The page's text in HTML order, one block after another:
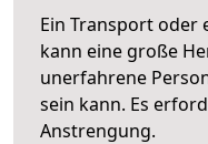
Ein Transport oder
kann eine große
unerfahrene
sein kann. Es
Anstrengung.